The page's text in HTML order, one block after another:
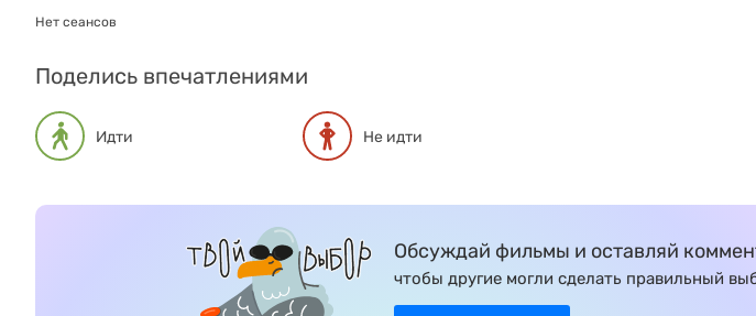
Нет сеансов
Поделись впечатлениями
Идти Не идти
Обсуждай фильмы и оставляй
чтобы другие могли сделать правильный